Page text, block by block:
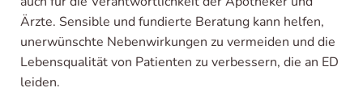
Ärzte. Sensible und fundierte Beratung kann helfen,
unerwünschte Nebenwirkungen zu vermeiden und die
Lebensqualität von Patienten zu verbessern, die an ED
leiden.